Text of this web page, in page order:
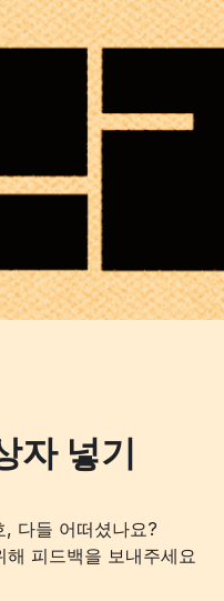
자 넣기
다들 어떠셨나요?
피드백을 보내주세요